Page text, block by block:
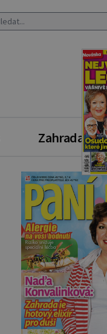
Zahrada